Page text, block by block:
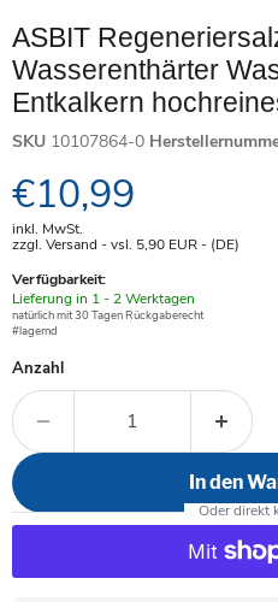
ASBIT
Wasserenthärter
Entkalkern
SKU 10107864-0
Aktueller Preis
€10,99
inkl. MwSt.
zzgl. Versand - vsl. 5,90 EUR- (DE)
Verfügbarkeit:
Verfügbar
-
Lieferung in 1 - 2 Werktagen
natürlich mit 30 Tagen Rückgaberecht
#lagernd
Anzahl
In den